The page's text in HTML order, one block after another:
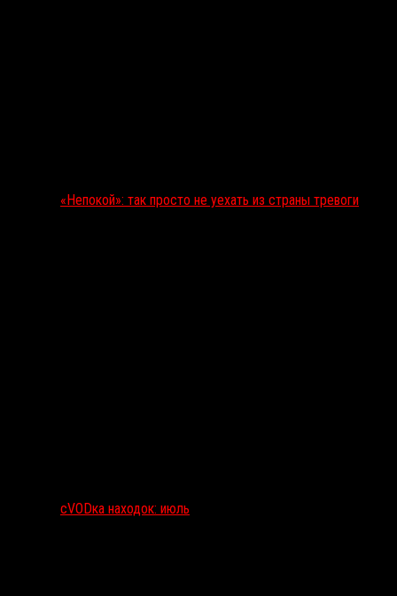
«Непокой»: так просто не уехать из страны тревоги
сVODка находок: июль